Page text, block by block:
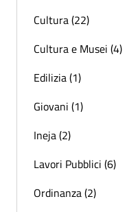
Cultura (22)
Cultura e Musei (4)
Edilizia (1)
Giovani (1)
Ineja (2)
Lavori Pubblici (6)
Ordinanza (2)